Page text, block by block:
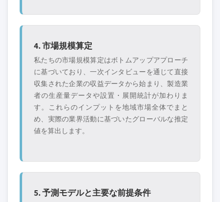
4. 市場規模算定
私たちの市場規模算定はボトムアップアプローチ
に基づいており、一次インタビューを通じて直接
収集された企業の収益データから始まり、製造業
者の生産量データや設置・展開統計が加わりま
す。これらのインプットを地域市場全体でまと
め、実際の業界活動に基づいたグローバルな推定
値を算出します。
5. 予測モデルと主要な前提条件